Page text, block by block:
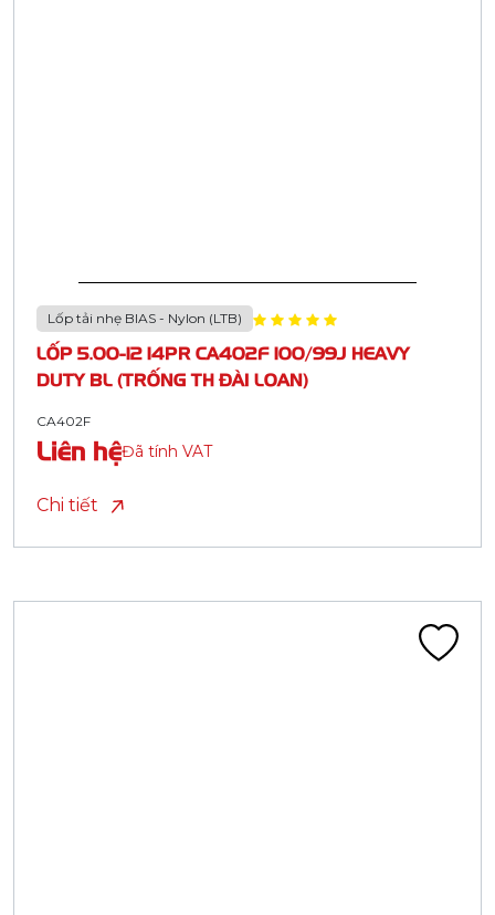
Lốp tải nhẹ BIAS - Nylon (LTB)
LỐP 5.00-12 14PR CA402F 100/99J HEAVY
DUTY BL (TRỐNG TH ĐÀI LOAN)
CA402F
Liên hệĐã tính VAT
Chi tiết